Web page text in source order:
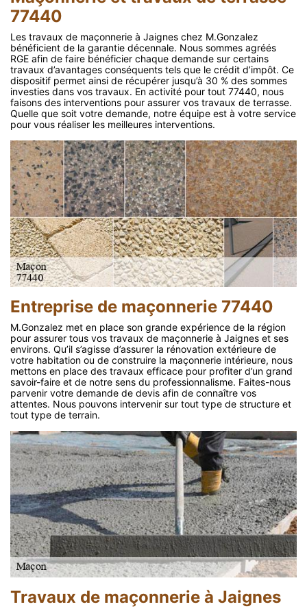
77440
Les travaux de maçonnerie à Jaignes chez M.Gonzalez
bénéficient de la garantie décennale. Nous sommes agréés
RGE afin de faire bénéficier chaque demande sur certains
travaux d’avantages conséquents tels que le crédit d’impôt. Ce
dispositif permet ainsi de récupérer jusqu’à 30 % des sommes
investies dans vos travaux. En activité pour tout 77440, nous
faisons des interventions pour assurer vos travaux de terrasse.
Quelle que soit votre demande, notre équipe est à votre service
pour vous réaliser les meilleures interventions.
Entreprise de maçonnerie 77440
M.Gonzalez met en place son grande expérience de la région
pour assurer tous vos travaux de maçonnerie à Jaignes et ses
environs. Qu’il s’agisse d’assurer la rénovation extérieure de
votre habitation ou de construire la maçonnerie intérieure, nous
mettons en place des travaux efficace pour profiter d’un grand
savoir-faire et de notre sens du professionnalisme. Faites-nous
parvenir votre demande de devis afin de connaître vos
attentes. Nous pouvons intervenir sur tout type de structure et
tout type de terrain.
Travaux de maçonnerie à Jaignes